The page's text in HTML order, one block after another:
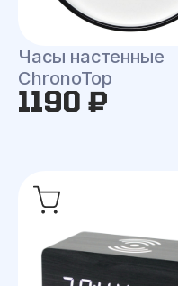
Часы настенные
ChronoTop
1190 ₽